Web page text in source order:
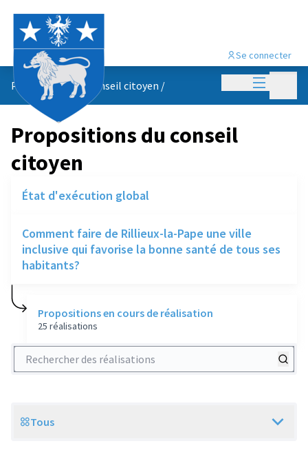
Menu
Se connecter
Propositions du conseil citoyen /
Propositions du conseil
citoyen
État d'exécution global
Comment faire de Rillieux-la-Pape une ville
inclusive qui favorise la bonne santé de tous ses
habitants?
Propositions en cours de réalisation
25 réalisations
Rechercher des réalisations
Scope
Tous